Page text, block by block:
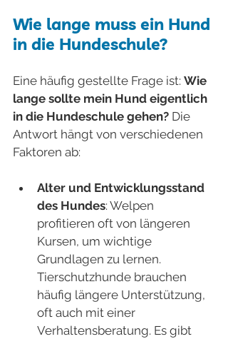
Wie lange muss ein Hund
in die Hundeschule?
Eine häufig gestellte Frage ist: Wie
lange sollte mein Hund eigentlich
in die Hundeschule gehen? Die
Antwort hängt von verschiedenen
Faktoren ab:
Alter und Entwicklungsstand
des Hundes: Welpen
profitieren oft von längeren
Kursen, um wichtige
Grundlagen zu lernen.
Tierschutzhunde brauchen
häufig längere Unterstützung,
oft auch mit einer
Verhaltensberatung. Es gibt